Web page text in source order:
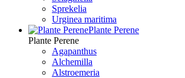
Sprekelia
Urginea maritima
Plante Perene
Plante Perene
Agapanthus
Alchemilla
Alstroemeria